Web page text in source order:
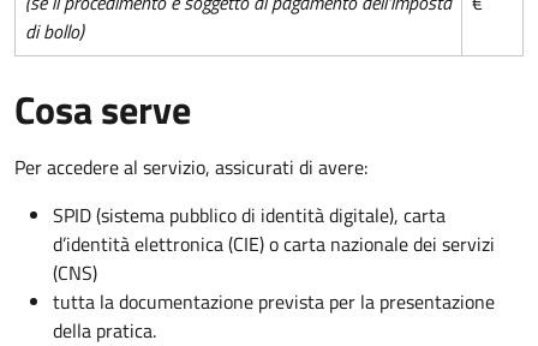
di bollo)
Cosa serve
Per accedere al servizio, assicurati di avere:
SPID (sistema pubblico di identità digitale), carta
d’identità elettronica (CIE) o carta nazionale dei servizi
(CNS)
tutta la documentazione prevista per la presentazione
della pratica.